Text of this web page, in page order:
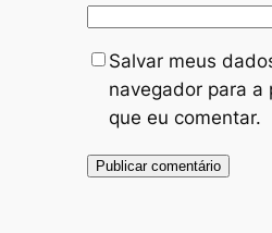
Salvar meus
navegador para a
que eu comentar.